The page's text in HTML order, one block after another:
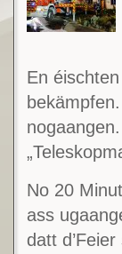
En
No 20
ass
datt